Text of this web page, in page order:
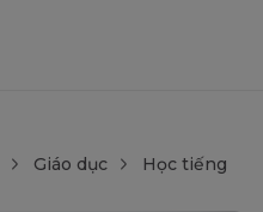
Giáo dục
Học tiếng